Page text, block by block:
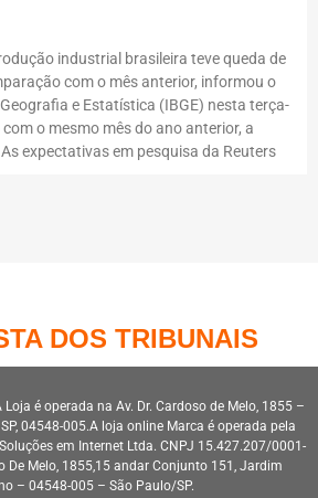
industrial brasileira teve queda de
com o mês anterior, informou o
e Estatística (IBGE) nesta terça-
o mesmo mês do ano anterior, a
expectativas em pesquisa da Reuters
DOS TRIBUNAIS
é operada na Av. Dr. Cardoso de Melo, 1855 –
04548-005.A loja online Marca é operada pela
em Internet Ltda. CNPJ 15.427.207/0001-
De Melo, 1855,15 andar Conjunto 151, Jardim
– 04548-005 – São Paulo/SP.